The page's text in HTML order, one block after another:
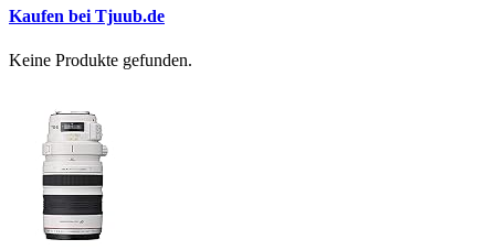
Kaufen bei Tjuub.de
Keine Produkte gefunden.